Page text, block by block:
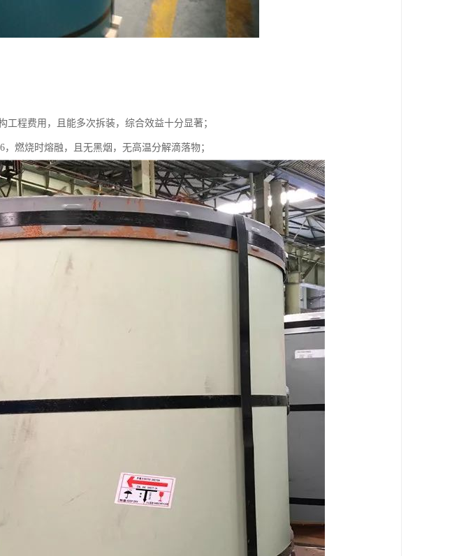
程费用，且能多次拆装，综合效益十分显著；
燃烧时熔融，且无黑烟，无高温分解滴落物；